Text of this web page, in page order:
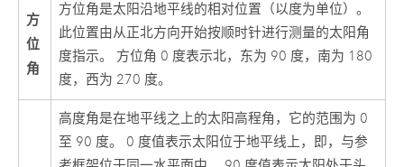
方
位
角
方位角是太阳沿地平线的相对位置（以度为单位）。
此位置由从正北方向开始按顺时针进行测量的太阳角
度指示。 方位角 0 度表示北，东为 90 度，南为 180
度，西为 270 度。
高度角是在地平线之上的太阳高程角，它的范围为 0
至 90 度。 0 度值表示太阳位于地平线上，即，与参